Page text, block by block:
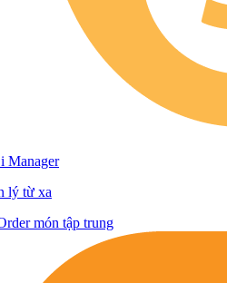
Manager
lý từ xa
món tập trung